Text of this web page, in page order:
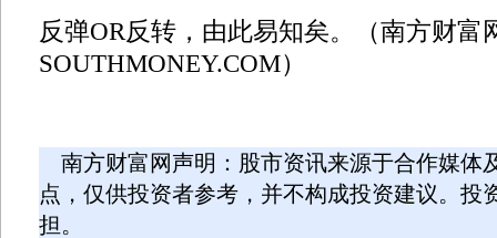
反弹OR反转，由此易知矣。（南方财富
SOUTHMONEY.COM）
南方财富网声明：股市资讯来源于合作媒体
点，仅供投资者参考，并不构成投资建议。投
担。